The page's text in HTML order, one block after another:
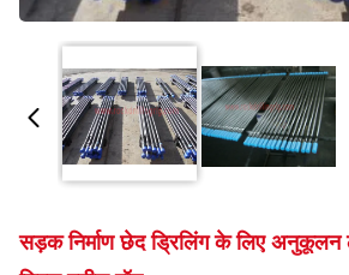
सड़क निर्माण छेद ड्रिलिंग के लिए अनुकूलन